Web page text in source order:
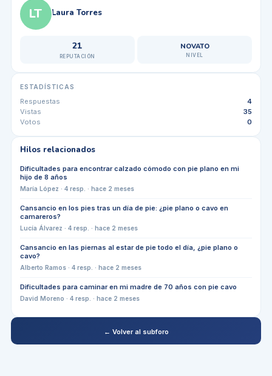
LT Laura Torres
21
REPUTACIÓN
NOVATO
NIVEL
ESTADÍSTICAS
Respuestas
4
Vistas
35
Votos
0
Hilos relacionados
Dificultades para encontrar calzado cómodo con pie plano en mi
hijo de 8 años
María López · 4resp. · hace 2 meses
Cansancio en los pies tras un día de pie: ¿pie plano o cavo en
camareros?
Lucía Álvarez · 4resp. · hace 2 meses
Cansancio en las piernas al estar de pie todo el día, ¿pie plano o
cavo?
Alberto Ramos· 4resp. · hace 2 meses
Dificultades para caminar en mi madre de 70 años con pie cavo
David Moreno · 4resp. · hace 2 meses
← Volver al subforo